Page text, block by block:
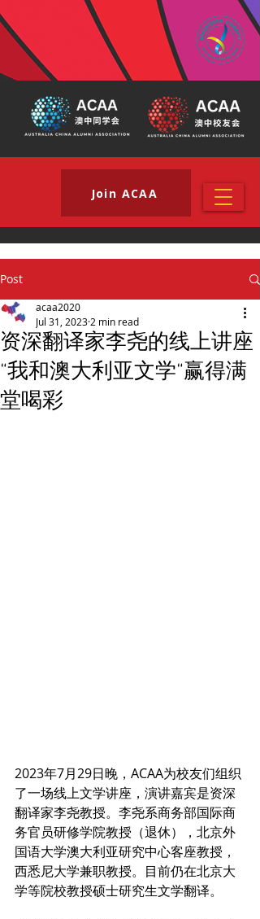
Join ACAA
Post
资深翻译家李尧的线上讲座
“我和澳大利亚文学“赢得满
堂喝彩
acaa2020
Jul 31, 2023 2 min read
2023年7月29日晚，ACAA为校友们组织
了一场线上文学讲座，演讲嘉宾是资深
翻译家李尧教授。李尧系商务部国际商
务官员研修学院教授（退休），北京外
国语大学澳大利亚研究中心客座教授，
西悉尼大学兼职教授。目前仍在北京大
学等院校教授硕士研究生文学翻译。